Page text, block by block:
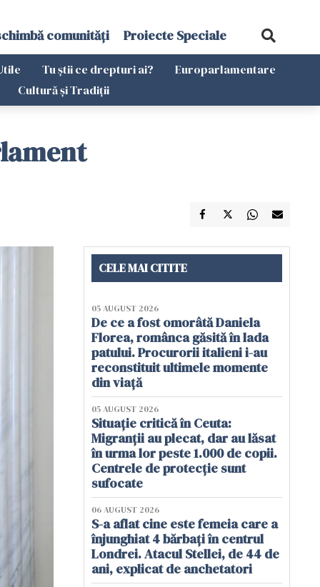
comunități Proiecte Speciale
Tu știi ce drepturi ai?
Europarlamentare
Cultură și Tradiții
CELE MAI CITITE
05 AUGUST 2026
De ce a fost omorâtă Daniela
Florea, românca găsită în lada
patului. Procurorii italieni i-au
reconstituit ultimele momente
din viață
05 AUGUST 2026
Situație critică în Ceuta:
Migranții au plecat, dar au lăsat
în urma lor peste 1.000 de copii.
Centrele de protecție sunt
sufocate
06 AUGUST 2026
S-a aflat cine este femeia care a
înjunghiat 4 bărbați în centrul
Londrei. Atacul Stellei, de 44 de
ani, explicat de anchetatori